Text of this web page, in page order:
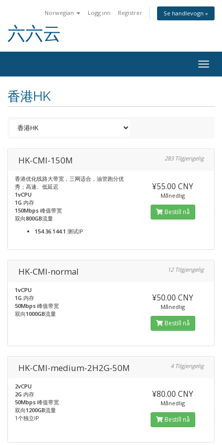
Norwegian Logg inn Registrer Se handlevogn »
六六云
香港HK
HK-CMI-150M 283 Tilgjengelig
香港优化线路大带宽，三网适合，油管跑分优
秀；高速、低延迟
1vCPU
1G 内存
150Mbps 峰值带宽
双向800GB流量
154.36.144.1 测试IP
¥55.00 CNY
Månedlig
Bestill nå
HK-CMI-normal 12 Tilgjengelig
1vCPU
1G 内存
50Mbps 峰值带宽
双向1000GB流量
¥50.00 CNY
Månedlig
Bestill nå
HK-CMI-medium-2H2G-50M 4 Tilgjengelig
2vCPU
2G 内存
50Mbps 峰值带宽
双向1200GB流量
1个独立IP
¥80.00 CNY
Månedlig
Bestill nå